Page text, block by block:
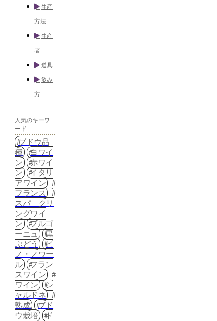
生産
方法
生産
者
道具
飲み
方
人気のキーワ
ード
ブドウ品
種
白ワイ
ン
赤ワイ
ン
イタリ
アワイン
フランス
スパークリ
ングワイ
ン
ブルゴ
ーニュ
黒
ぶどう
ピ
ノ・ノワー
ル
フラン
スワイン
ワイン
シ
ャルドネ
熟成
ブド
ウ栽培
ド